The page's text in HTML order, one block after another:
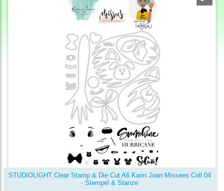
STUDIOLIGHT Clear Stamp & Die Cut A6 Karin Joan Missees Coll.04
- Stempel & Stanze